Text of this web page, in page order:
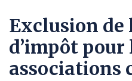
Exclusion
d’impôt pour
associations